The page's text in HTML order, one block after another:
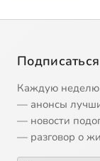
Каждую неделю
— анонсы
— новости
— разговор о